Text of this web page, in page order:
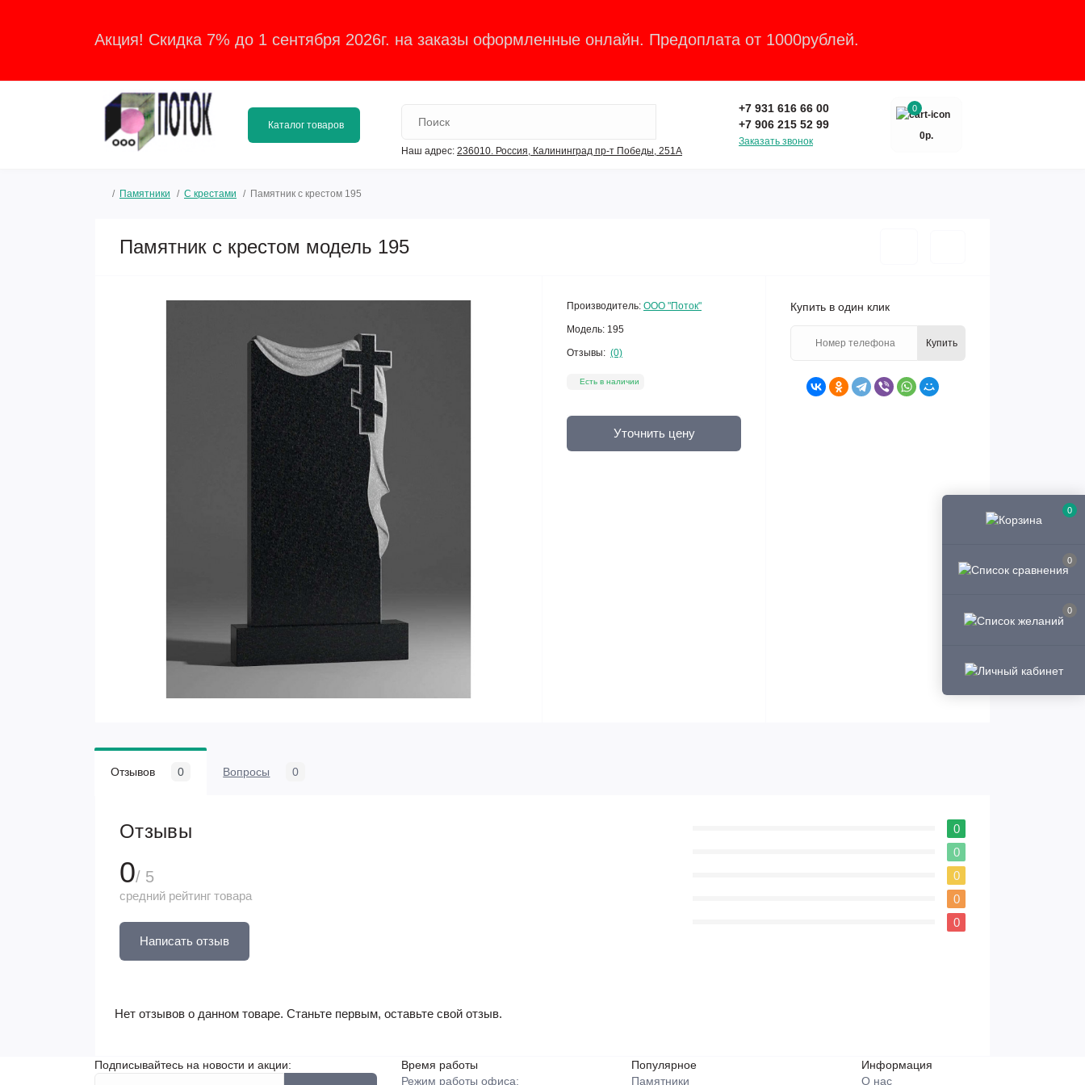
0
0
0
Акция! Скидка 7% до 1 сентября 2026г. на заказы оформленные онлайн. Предоплата от 1000рублей.
Каталог товаров
Наш адрес: 236010. Россия, Калининград пр-т Победы, 251А
+7 931 616 66 00
+7 906 215 52 99
Заказать звонок
0
0р.
Памятники С крестами Памятник с крестом 195
Памятник с крестом модель 195
Производитель: ООО "Поток"
Модель: 195
Отзывы: (0)
Есть в наличии
Уточнить цену
Купить в один клик
Купить
Отзывов 0 Вопросы 0
Отзывы
0/ 5
средний рейтинг товара
Написать отзыв
0
0
0
0
0
Нет отзывов о данном товаре. Станьте первым, оставьте свой отзыв.
Подписывайтесь на новости и акции:
Время работы
Режим работы офиса:
Популярное
Памятники
Информация
О нас